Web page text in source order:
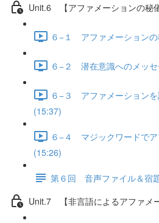
Unit.6 【アファメーションの秘
６−１ アファメーション
６−２ 潜在意識へのメッ
６−３ アファメーション
(15:37)
６−４ マジックワードで
(15:26)
第６回 音声ファイル＆宿
Unit.7 【非言語によるアファメ